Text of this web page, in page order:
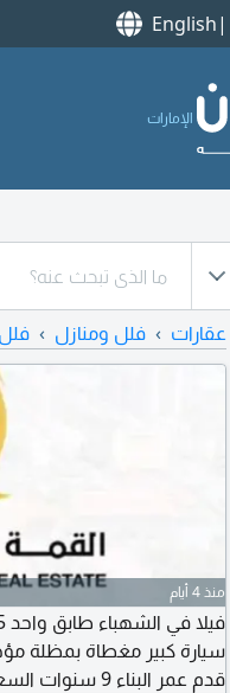
English
الإمارات
عقارات فلل ومنازل
منذ 4 أيام
قدم عمر البناء 9 سنوات السعر المطلوب 950 ألف قابل للتفاوض